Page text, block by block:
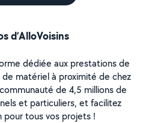
d’AlloVoisins
dédiée aux prestations de
matériel à proximité de chez
de 4,5 millions de
et particuliers, et facilitez
tous vos projets !